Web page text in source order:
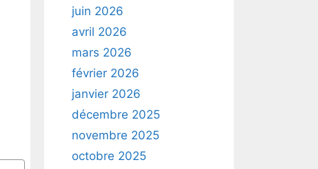
juin 2026
avril 2026
mars 2026
février 2026
janvier 2026
décembre 2025
novembre 2025
octobre 2025